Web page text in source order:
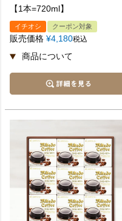
【1本=720ml】
イチオシ クーポン対象
販売価格 ¥4,180税込